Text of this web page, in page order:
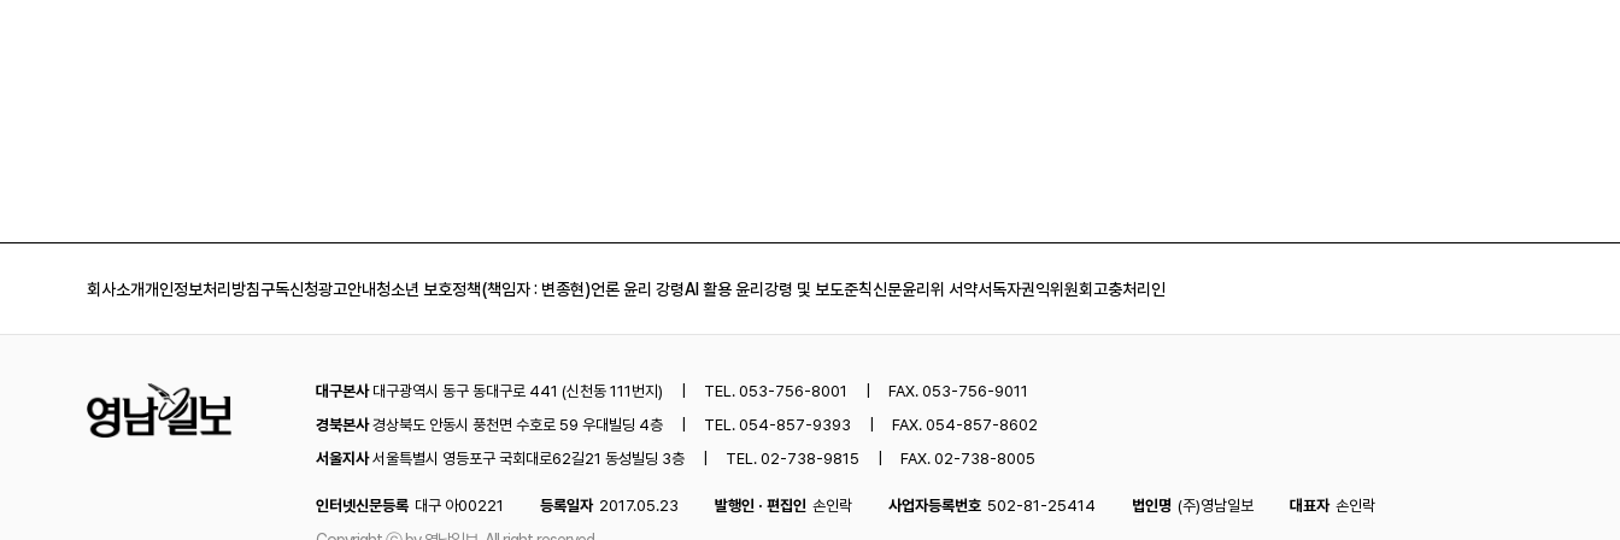
회사소개개인정보처리방침구독신청광고안내청소년 보호정책(책임자 : 변종현)언론 윤리 강령AI 활용 윤리강령 및 보도준칙신문윤리위 서약서독자권익위원회고충처리인
대구본사대구광역시 동구 동대구로 441 (신천동 111번지) TEL. 053-756-8001
FAX. 053-756-9011
경북본사경상북도 안동시 풍천면 수호로 59 우대빌딩 4층 TEL. 054-857-9393
FAX. 054-857-8602
서울지사서울특별시 영등포구 국회대로62길21 동성빌딩 3층 TEL. 02-738-9815 FAX. 02-738-8005
인터넷신문등록 대구 아00221 등록일자 2017.05.23 발행인 · 편집인 손인락 사업자등록번호 502-81-25414 법인명 (주)영남일보 대표자 손인락